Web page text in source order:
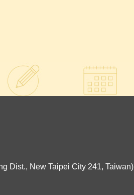
Dist., New Taipei City 241, Taiwan)